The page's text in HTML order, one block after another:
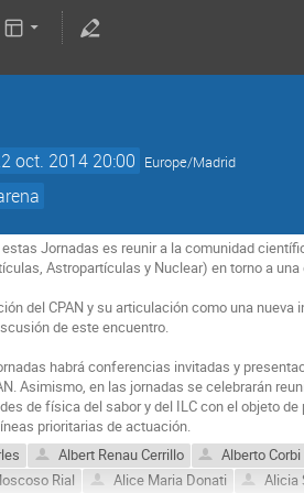
oct. 2014 20:00 Europe/Madrid
estas Jornadas es reunir a la comunidad
Astropartículas y Nuclear) en torno a
del CPAN y su articulación como una
de este encuentro.
habrá conferencias invitadas y
Asimismo, en las jornadas se celebrarán
de física del sabor y del ILC con el objeto
prioritarias de actuación.
Albert Renau Cerrillo Alberto Corbi
Rial
Alice Maria Donati Alicia